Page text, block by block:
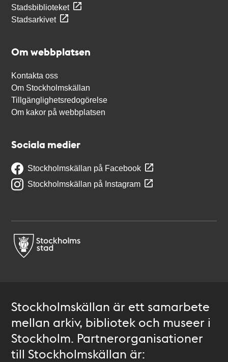
Stadsbiblioteket
Stadsarkivet
Om webbplatsen
Kontakta oss
Om Stockholmskällan
Tillgänglighetsredogörelse
Om kakor på webbplatsen
Sociala medier
Stockholmskällan på Facebook
Stockholmskällan på Instagram
Stockholmskällan är ett samarbete
mellan arkiv, bibliotek och museer i
Stockholm. Partnerorganisationer
till Stockholmskällan är: